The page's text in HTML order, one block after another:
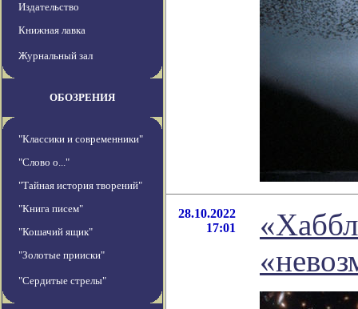
Издательство
Книжная лавка
Журнальный зал
ОБОЗРЕНИЯ
"Классики и современники"
"Слово о..."
"Тайная история творений"
"Книга писем"
"Кошачий ящик"
"Золотые прииски"
"Сердитые стрелы"
28.10.2022
17:01